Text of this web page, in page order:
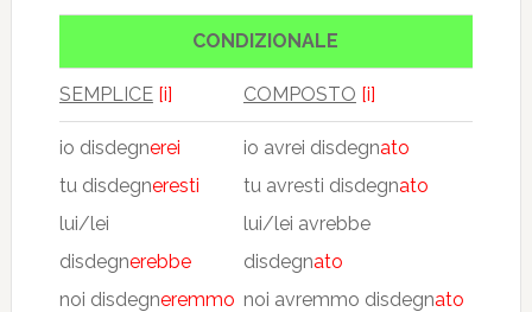
CONDIZIONALE
SEMPLICE [i] COMPOSTO [i]
io disdegnerei
tu disdegneresti
lui/lei
disdegnerebbe
noi disdegneremmo
io avrei disdegnato
tu avresti disdegnato
lui/lei avrebbe
disdegnato
noi avremmo disdegnato